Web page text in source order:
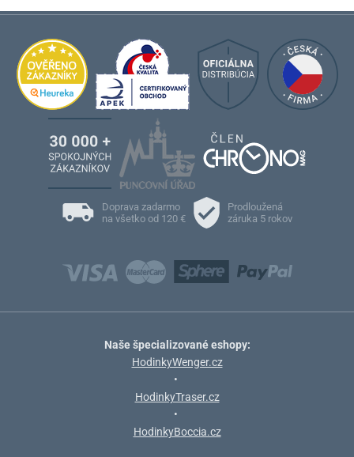
Doprava zadarmo
na všetko od 120 €
Prodloužená
záruka 5 rokov
Naše špecializované eshopy:
HodinkyWenger.cz
•
HodinkyTraser.cz
•
HodinkyBoccia.cz